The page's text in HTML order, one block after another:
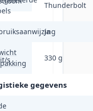
s
Thunderbolt
Ja
330 g
gegevens